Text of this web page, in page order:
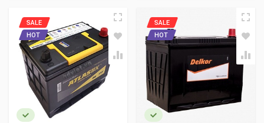
SALE
HOT
SALE
HOT